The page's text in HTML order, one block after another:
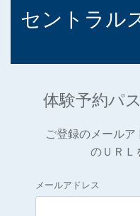
セントラル
体験予約パ
ご登録のメール
のＵＲＬ
メールアドレス